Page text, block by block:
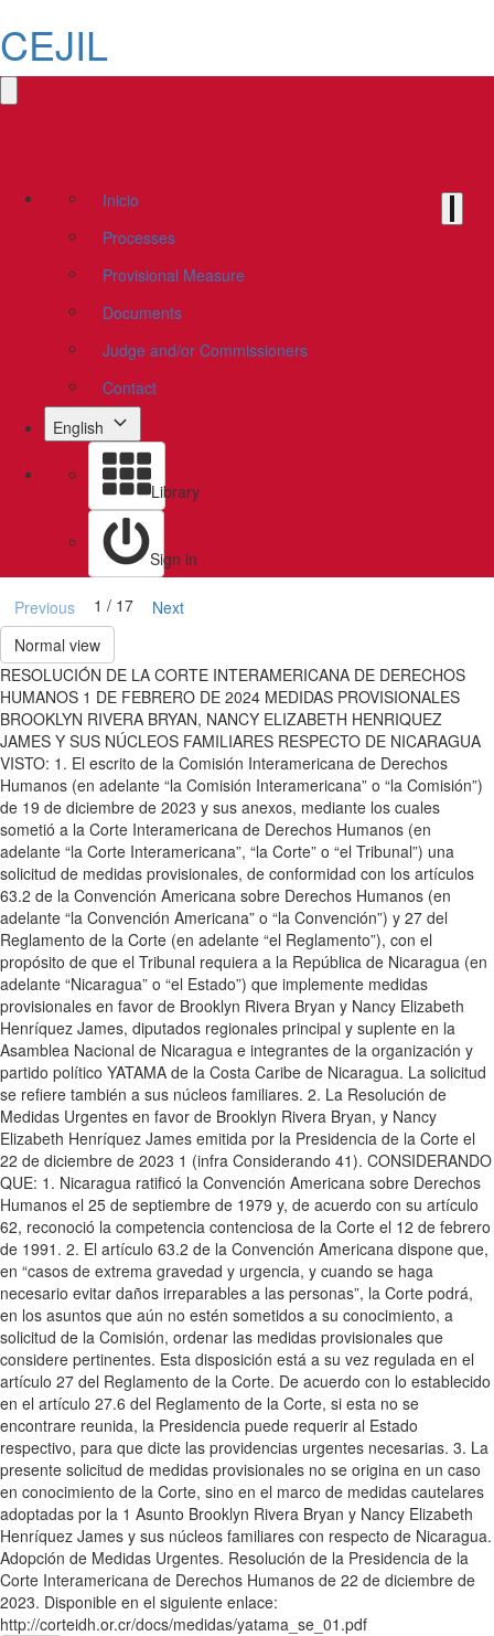
CEJIL
Inicio
Processes
Provisional Measure
Documents
Judge and/or Commissioners
Contact
English
Library
Sign in
Previous 1 / 17
Next
Normal view
RESOLUCIÓN DE LA CORTE INTERAMERICANA DE DERECHOS
HUMANOS 1 DE FEBRERO DE 2024 MEDIDAS PROVISIONALES
BROOKLYN RIVERA BRYAN, NANCY ELIZABETH HENRIQUEZ
JAMES Y SUS NÚCLEOS FAMILIARES RESPECTO DE NICARAGUA
VISTO: 1. El escrito de la Comisión Interamericana de Derechos
Humanos (en adelante “la Comisión Interamericana” o “la Comisión”)
de 19 de diciembre de 2023 y sus anexos, mediante los cuales
sometió a la Corte Interamericana de Derechos Humanos (en
adelante “la Corte Interamericana”, “la Corte” o “el Tribunal”) una
solicitud de medidas provisionales, de conformidad con los artículos
63.2 de la Convención Americana sobre Derechos Humanos (en
adelante “la Convención Americana” o “la Convención”) y 27 del
Reglamento de la Corte (en adelante “el Reglamento”), con el
propósito de que el Tribunal requiera a la República de Nicaragua (en
adelante “Nicaragua” o “el Estado”) que implemente medidas
provisionales en favor de Brooklyn Rivera Bryan y Nancy Elizabeth
Henríquez James, diputados regionales principal y suplente en la
Asamblea Nacional de Nicaragua e integrantes de la organización y
partido político YATAMA de la Costa Caribe de Nicaragua. La solicitud
se refiere también a sus núcleos familiares. 2. La Resolución de
Medidas Urgentes en favor de Brooklyn Rivera Bryan, y Nancy
Elizabeth Henríquez James emitida por la Presidencia de la Corte el
22 de diciembre de 2023 1 (infra Considerando 41). CONSIDERANDO
QUE: 1. Nicaragua ratificó la Convención Americana sobre Derechos
Humanos el 25 de septiembre de 1979 y, de acuerdo con su artículo
62, reconoció la competencia contenciosa de la Corte el 12 de febrero
de 1991. 2. El artículo 63.2 de la Convención Americana dispone que,
en “casos de extrema gravedad y urgencia, y cuando se haga
necesario evitar daños irreparables a las personas”, la Corte podrá,
en los asuntos que aún no estén sometidos a su conocimiento, a
solicitud de la Comisión, ordenar las medidas provisionales que
considere pertinentes. Esta disposición está a su vez regulada en el
artículo 27 del Reglamento de la Corte. De acuerdo con lo establecido
en el artículo 27.6 del Reglamento de la Corte, si esta no se
encontrare reunida, la Presidencia puede requerir al Estado
respectivo, para que dicte las providencias urgentes necesarias. 3. La
presente solicitud de medidas provisionales no se origina en un caso
en conocimiento de la Corte, sino en el marco de medidas cautelares
adoptadas por la 1 Asunto Brooklyn Rivera Bryan y Nancy Elizabeth
Henríquez James y sus núcleos familiares con respecto de Nicaragua.
Adopción de Medidas Urgentes. Resolución de la Presidencia de la
Corte Interamericana de Derechos Humanos de 22 de diciembre de
2023. Disponible en el siguiente enlace:
http://corteidh.or.cr/docs/medidas/yatama_se_01.pdf